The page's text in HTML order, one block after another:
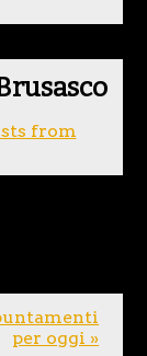
from
per oggi »